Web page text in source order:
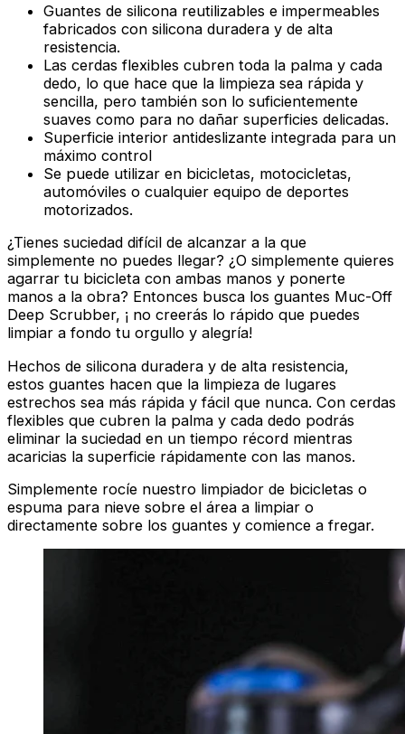
Guantes de silicona reutilizables e impermeables
fabricados con silicona duradera y de alta
resistencia.
Las cerdas flexibles cubren toda la palma y cada
dedo, lo que hace que la limpieza sea rápida y
sencilla, pero también son lo suficientemente
suaves como para no dañar superficies delicadas.
Superficie interior antideslizante integrada para un
máximo control
Se puede utilizar en bicicletas, motocicletas,
automóviles o cualquier equipo de deportes
motorizados.
¿Tienes suciedad difícil de alcanzar a la que
simplemente no puedes llegar? ¿O simplemente quieres
agarrar tu bicicleta con ambas manos y ponerte
manos a la obra? Entonces busca los guantes Muc-Off
Deep Scrubber, ¡ no creerás lo rápido que puedes
limpiar a fondo tu orgullo y alegría!
Hechos de silicona duradera y de alta resistencia,
estos guantes hacen que la limpieza de lugares
estrechos sea más rápida y fácil que nunca. Con cerdas
flexibles que cubren la palma y cada dedo podrás
eliminar la suciedad en un tiempo récord mientras
acaricias la superficie rápidamente con las manos.
Simplemente rocíe nuestro limpiador de bicicletas o
espuma para nieve sobre el área a limpiar o
directamente sobre los guantes y comience a fregar.